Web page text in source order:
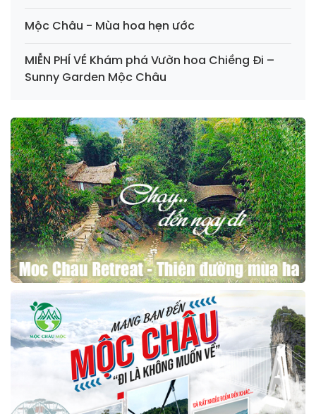
Mộc Châu - Mùa hoa hẹn ước
MIỄN PHÍ VÉ Khám phá Vườn hoa Chiềng Đi –
Sunny Garden Mộc Châu